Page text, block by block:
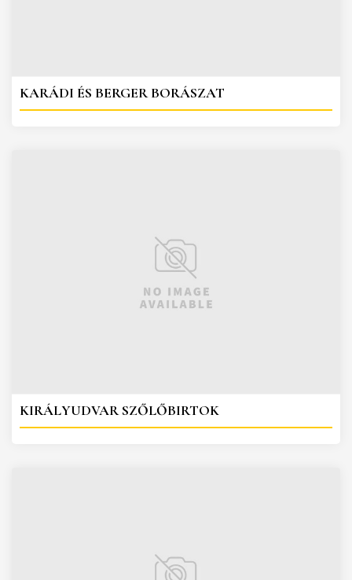
KARÁDI ÉS BERGER BORÁSZAT
KIRÁLYUDVAR SZŐLŐBIRTOK